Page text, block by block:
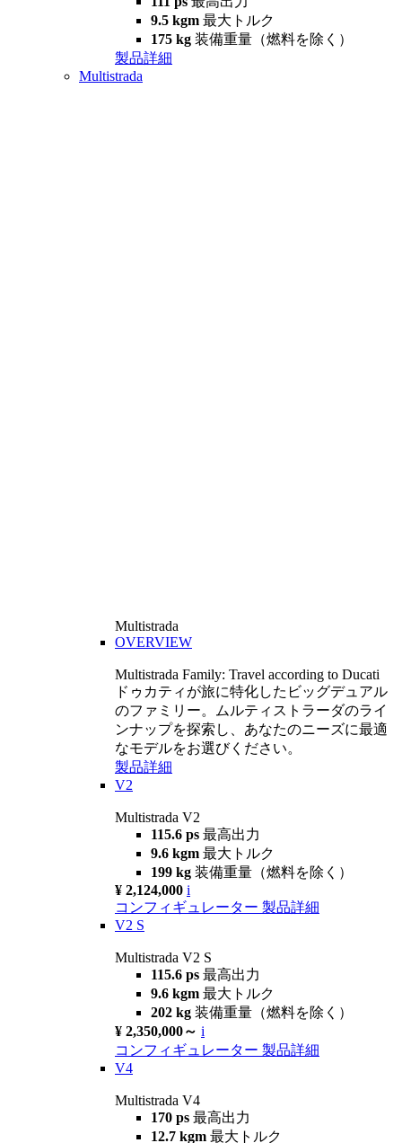
9.5 kgm 最大トルク
175 kg 装備重量（燃料を除く）
製品詳細
Multistrada
Multistrada
OVERVIEW
Multistrada Family: Travel according to Ducati
ドゥカティが旅に特化したビッグデュアル
のファミリー。ムルティストラーダのライ
ンナップを探索し、あなたのニーズに最適
なモデルをお選びください。
製品詳細
V2
Multistrada V2
115.6 ps 最高出力
9.6 kgm 最大トルク
199 kg 装備重量（燃料を除く）
¥ 2,124,000 i
コンフィギュレーター 製品詳細
V2 S
Multistrada V2 S
115.6 ps 最高出力
9.6 kgm 最大トルク
202 kg 装備重量（燃料を除く）
¥ 2,350,000～ i
コンフィギュレーター 製品詳細
V4
Multistrada V4
170 ps 最高出力
12.7 kgm 最大トルク